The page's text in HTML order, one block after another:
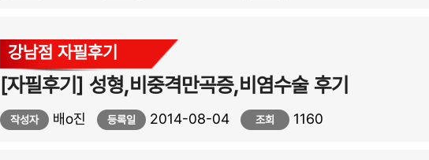
강남점 자필후기
[자필후기] 성형,비중격만곡증,비염수술 후기
작성자 배o진 등록일 2014-08-04 조회 1160